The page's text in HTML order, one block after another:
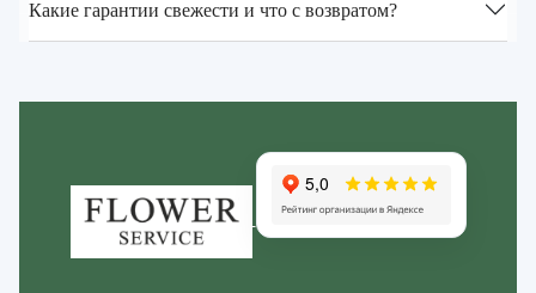
Какие гарантии свежести и что с возвратом?